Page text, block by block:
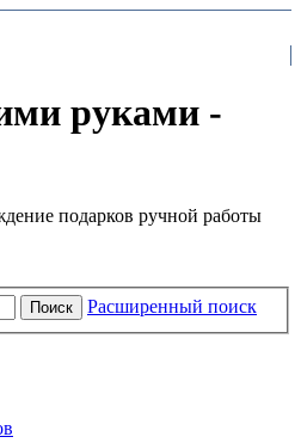
руками -
подарков ручной работы
Поиск Расширенный поиск